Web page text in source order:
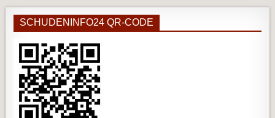
SCHUDENINFO24 QR-CODE